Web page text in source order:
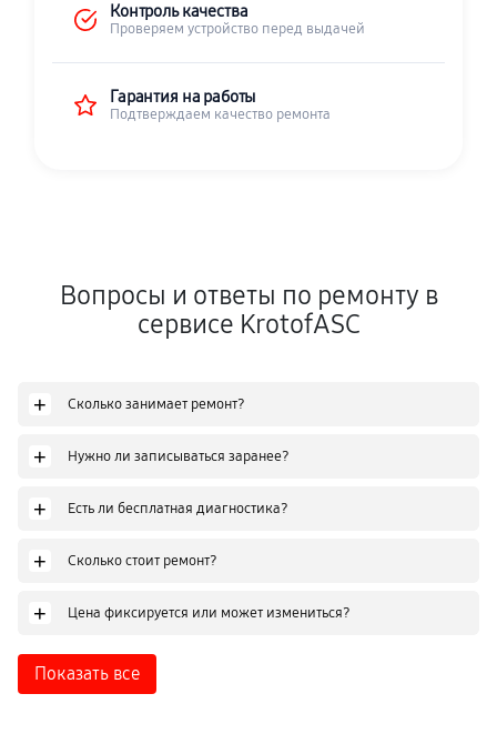
Контроль качества
Проверяем устройство перед выдачей
Гарантия на работы
Подтверждаем качество ремонта
Вопросы и ответы по ремонту в
сервисе KrotofASC
+ Сколько занимает ремонт?
+ Нужно ли записываться заранее?
+ Есть ли бесплатная диагностика?
+ Сколько стоит ремонт?
+ Цена фиксируется или может измениться?
Показать все